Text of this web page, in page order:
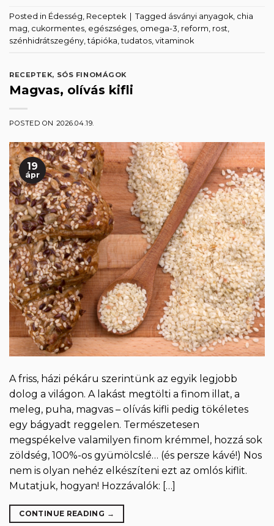
Posted in Édesség, Receptek Tagged ásványi anyagok, chia
mag, cukormentes, egészséges, omega-3, reform, rost,
szénhidrátszegény,tápióka,tudatos, vitaminok
RECEPTEK, SÓS FINOMÁGOK
Magvas, olívás kifli
POSTED ON 2026.04.19.
19
ápr
A friss, házi pékáru szerintünk az egyik legjobb
dolog a világon. A lakást megtölti a finom illat, a
meleg, puha, magvas – olívás kifli pedig tökéletes
egy bágyadt reggelen. Természetesen
megspékelve valamilyen finom krémmel, hozzá sok
zöldség, 100%-os gyümölcslé… (és persze kávé!) Nos
nem is olyan nehéz elkészíteni ezt az omlós kiflit.
Mutatjuk, hogyan! Hozzávalók: […]
CONTINUE READING →